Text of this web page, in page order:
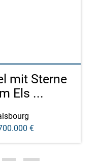
mit Sterne
Els ...
€